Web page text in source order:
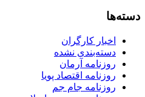
دسته‌ها
اخبار کارگران
دسته‌بندی نشده
روزنامه آرمان
روزنامه اقتصاد پویا
روزنامه جام جم